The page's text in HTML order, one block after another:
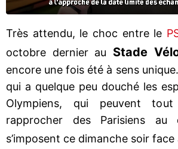
Très attendu, le choc entre le
octobre dernier au Stade
encore une fois été à sens
qui a quelque peu douché les
Olympiens, qui peuvent
rapprocher des Parisiens au
s’imposent ce dimanche soir face